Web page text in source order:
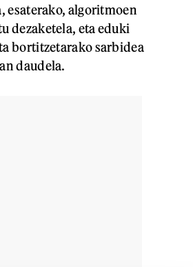
esaterako, algoritmoen
dezaketela, eta eduki
bortitzetarako sarbidea
daudela.